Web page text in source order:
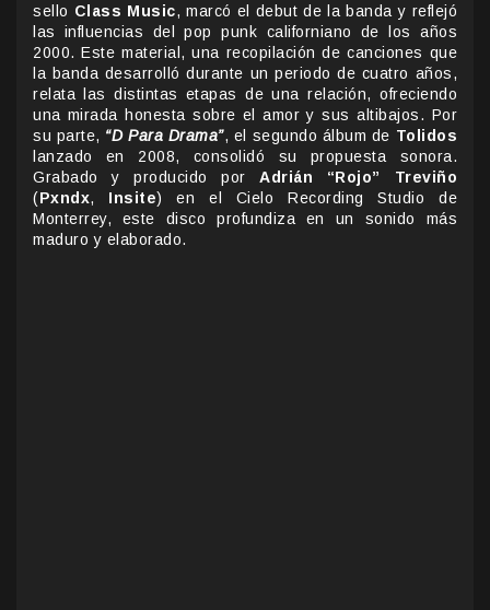
sello Class Music, marcó el debut de la banda y reflejó
las influencias del pop punk californiano de los años
2000. Este material, una recopilación de canciones que
la banda desarrolló durante un periodo de cuatro años,
relata las distintas etapas de una relación, ofreciendo
una mirada honesta sobre el amor y sus altibajos. Por
su parte, “D Para Drama”, el segundo álbum de Tolidos
lanzado en 2008, consolidó su propuesta sonora.
Grabado y producido porAdrián “Rojo” Treviño
(Pxndx, Insite) en el Cielo Recording Studio de
Monterrey, este disco profundiza en un sonido más
maduro y elaborado.